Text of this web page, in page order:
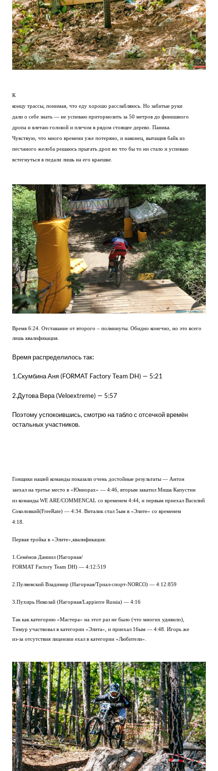
К
концу трассы, понимая, что еду хорошо расслабляюсь. Но забитые руки
дали о себе знать — не успеваю притормозить за 50 метров до финишного
дропа и влетаю головой и плечом в рядом стоящее дерево. Паника.
Чувствую, что много времени уже потеряно, и наконец, вытащив байк из
песчаного желоба решаюсь прыгать дроп во что бы то ни стало и успеваю
встегнуться в педали лишь на его краешке.
Время 6:24. Отставание от второго – полминуты. Обидно конечно, но это всего
лишь квалификация.
Время распределилось так:
1.Скумбина Аня (FORMAT Factory Team DH) — 5:21
2.Дутова Вера (Veloextreme) — 5:57
Поэтому успокоившись, смотрю на табло с отсечкой времён
остальных участников.
Гонщики нашей команды показали очень достойные результаты — Антон
заехал на третье место в «Юниорах» — 4:46, вторым закатил Миша Капустин
из команды WE ARE/COMMENCAL со временем 4:44, и первым приехал Василий
Соколовкий(FreeRate) — 4:34. Виталик стал 5ым в «Элите» со временем
4:18.
Первая тройка в «Элите»,квалификация:
1.Семёнов Даниил (Нагорная/
FORMAT Factory Team DH) — 4:12:519
2.Пуляевский Владимир (Нагорная/Триал-спорт-NORCO) — 4:12:859
3.Пухирь Николай (Нагорная/Lappierre Russia) — 4:16
Так как категорию «Мастера» на этот раз не было (что многих удивило),
Тимур участвовал в категории «Элита», и приехал 16ым — 4:48. Игорь же
из-за отсутствия лицензии ехал в категории «Любители».